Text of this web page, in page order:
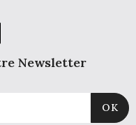
Newsletter